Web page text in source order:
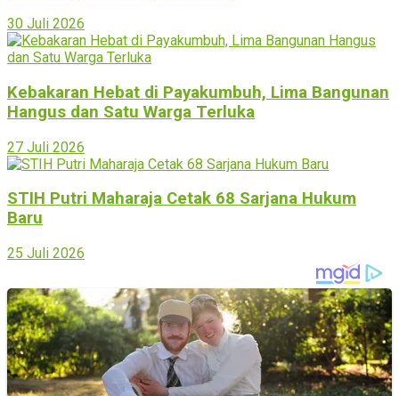
30 Juli 2026
Kebakaran Hebat di Payakumbuh, Lima Bangunan
Hangus dan Satu Warga Terluka
27 Juli 2026
STIH Putri Maharaja Cetak 68 Sarjana Hukum
Baru
25 Juli 2026